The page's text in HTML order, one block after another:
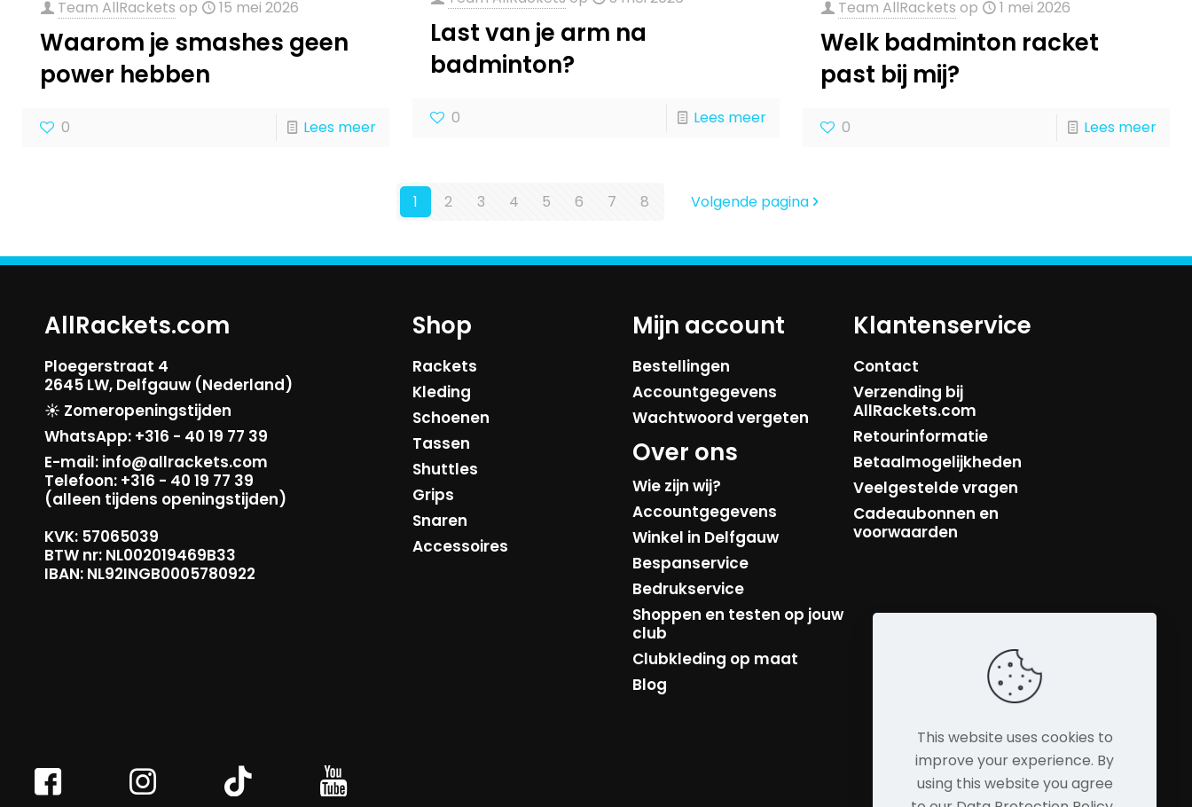
Team AllRackets op 15 mei 2026
Waarom je smashes geen
power hebben
0 Lees meer
Last van je arm na
badminton?
0 Lees meer
Team AllRackets op 1 mei 2026
Welk badminton racket
past bij mij?
0 Lees meer
1 2 3 4 5 6 7 8 Volgende pagina
AllRackets.com
Ploegerstraat 4
2645 LW, Delfgauw (Nederland)
☀️ Zomeropeningstijden
WhatsApp: +316 - 40 19 77 39
E-mail: info@allrackets.com
Telefoon: +316 - 40 19 77 39
(alleen tijdens openingstijden)
KVK: 57065039
BTW nr: NL002019469B33
IBAN: NL92INGB0005780922
Shop
Rackets
Kleding
Schoenen
Tassen
Shuttles
Grips
Snaren
Accessoires
Mijn account
Bestellingen
Accountgegevens
Wachtwoord vergeten
Over ons
Wie zijn wij?
Accountgegevens
Winkel in Delfgauw
Bespanservice
Bedrukservice
Shoppen en testen op jouw
club
Clubkleding op maat
Blog
Klantenservice
Contact
Verzending bij
AllRackets.com
Retourinformatie
Betaalmogelijkheden
Veelgestelde vragen
Cadeaubonnen en
voorwaarden
This website uses cookies to
improve your experience. By
using this website you agree